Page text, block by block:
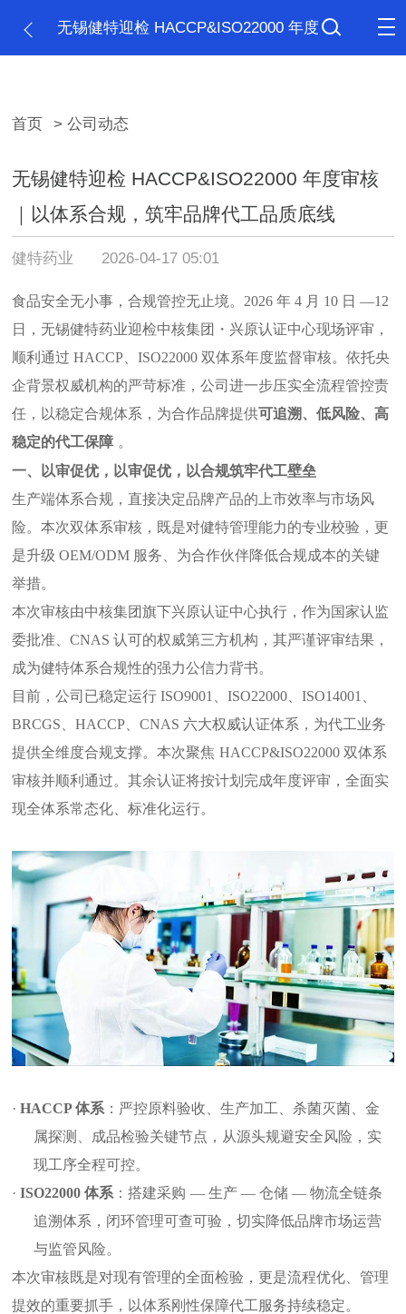
无锡健特迎检 HACCP&ISO22000 年度
首页 > 公司动态
无锡健特迎检 HACCP&ISO22000 年度审核
｜以体系合规，筑牢品牌代工品质底线
健特药业 2026-04-17 05:01
食品安全无小事，合规管控无止境。 2026 年 4 月 10 日 —12
日，无锡健特药业迎检中核集团・兴原认证中心现场评审，
顺利通过 HACCP、ISO22000 双体系年度监督审核。依托央
企背景权威机构的严苛标准，公司进一步压实全流程管控责
任，以稳定合规体系，为合作品牌提供可追溯、低风险、高
稳定的代工保障 。
一、以审促优， 以审促优，以合规筑牢代工壁垒
生产端体系合规，直接决定品牌产品的上市效率与市场风
险。本次双体系审核，既是对健特管理能力的专业校验，更
是升级 OEM/ODM 服务、为合作伙伴降低合规成本的关键
举措。
本次审核由中核集团旗下兴原认证中心执行，作为国家认监
委批准、CNAS 认可的权威第三方机构，其严谨评审结果，
成为健特体系合规性的强力公信力背书。
目前，公司已稳定运行 ISO9001、ISO22000、ISO14001、
BRCGS、HACCP、CNAS 六大权威认证体系，为代工业务
提供全维度合规支撑。本次聚焦 HACCP&ISO22000 双体系
审核并顺利通过。其余认证将按计划完成年度评审，全面实
现全体系常态化、标准化运行。
·HACCP体系 ：严控原料验收、生产加工、杀菌灭菌、金
属探测、成品检验关键节点，从源头规避安全风险，实
现工序全程可控。
·ISO22000体系 ：搭建采购 —生产—仓储—物流全链条
追溯体系，闭环管理可查可验，切实降低品牌市场运营
与监管风险。
本次审核既是对现有管理的全面检验，更是流程优化、管理
提效的重要抓手，以体系刚性保障代工服务持续稳定。